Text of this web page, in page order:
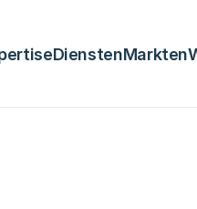
DienstenMarkten